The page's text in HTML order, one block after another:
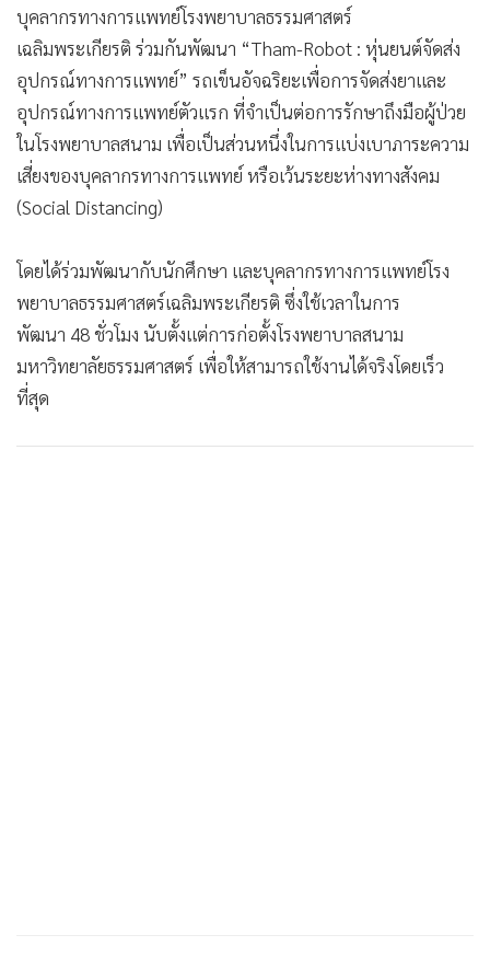
บุคลากรทางการแพทย์โรงพยาบาลธรรมศาสตร์
เฉลิมพระเกียรติ ร่วมกันพัฒนา “Tham-Robot : หุ่นยนต์จัดส่ง
อุปกรณ์ทางการแพทย์” รถเข็นอัจฉริยะเพื่อการจัดส่งยาและ
อุปกรณ์ทางการแพทย์ตัวแรก ที่จำเป็นต่อการรักษาถึงมือผู้ป่วย
ในโรงพยาบาลสนาม เพื่อเป็นส่วนหนึ่งในการแบ่งเบาภาระความ
เสี่ยงของบุคลากรทางการแพทย์ หรือเว้นระยะห่างทางสังคม
(Social Distancing)
โดยได้ร่วมพัฒนากับนักศึกษา และบุคลากรทางการแพทย์โรง
พยาบาลธรรมศาสตร์เฉลิมพระเกียรติ ซึ่งใช้เวลาในการ
พัฒนา 48 ชั่วโมง นับตั้งแต่การก่อตั้งโรงพยาบาลสนาม
มหาวิทยาลัยธรรมศาสตร์ เพื่อให้สามารถใช้งานได้จริงโดยเร็ว
ที่สุด